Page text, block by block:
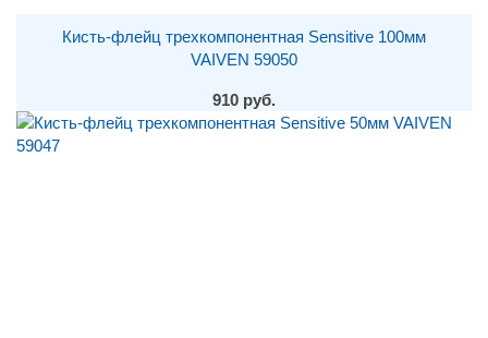
Кисть-флейц трехкомпонентная Sensitive 100мм
VAIVEN 59050
910 руб.